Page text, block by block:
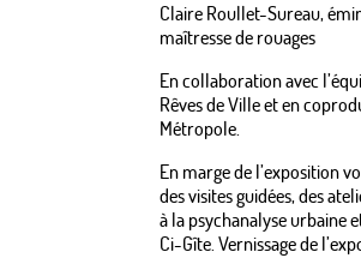
Claire Roullet-Sureau,
maîtresse de rouages
En collaboration avec
Rêves de Ville et en
Métropole.
En marge de l’exposition
des visites guidées, des
à la psychanalyse urbaine
Ci-Gîte. Vernissage de